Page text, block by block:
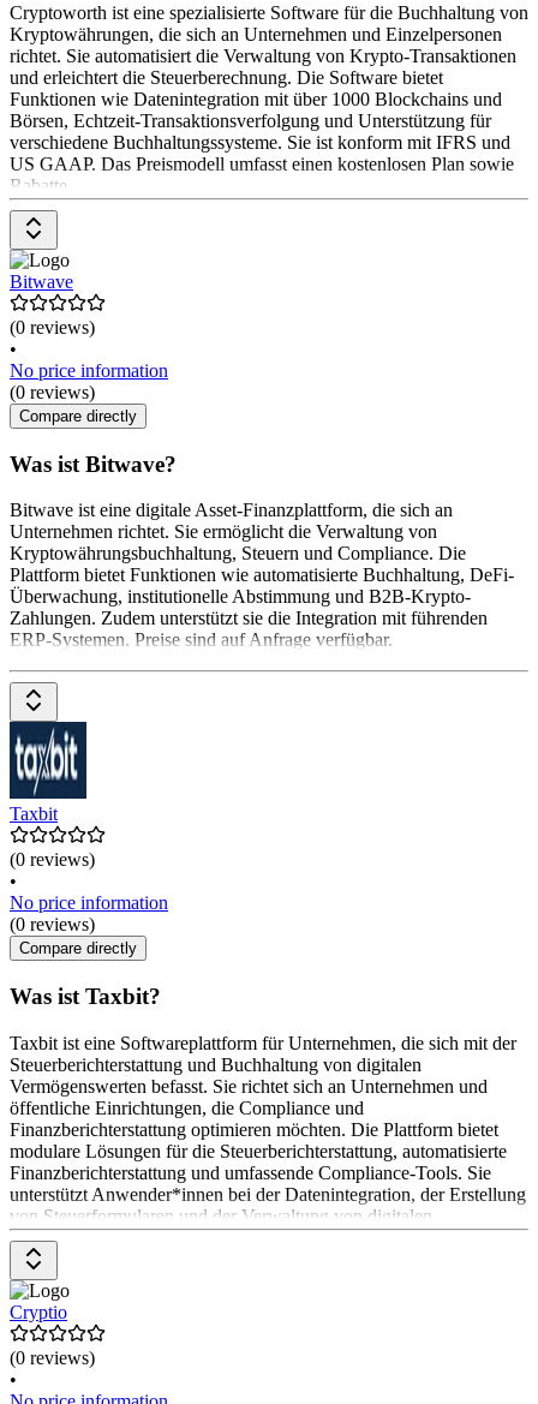
Cryptoworth ist eine spezialisierte Software für die Buchhaltung von
Kryptowährungen, die sich an Unternehmen und Einzelpersonen
richtet. Sie automatisiert die Verwaltung von Krypto-Transaktionen
und erleichtert die Steuerberechnung. Die Software bietet
Funktionen wie Datenintegration mit über 1000 Blockchains und
Börsen, Echtzeit-Transaktionsverfolgung und Unterstützung für
verschiedene Buchhaltungssysteme. Sie ist konform mit IFRS und
US GAAP. Das Preismodell umfasst einen kostenlosen Plan sowie
Rabatte
Bitwave
(0 reviews)
•
No price information
(0 reviews)
Compare directly
Was ist Bitwave?
Bitwave ist eine digitale Asset-Finanzplattform, die sich an
Unternehmen richtet. Sie ermöglicht die Verwaltung von
Kryptowährungsbuchhaltung, Steuern und Compliance. Die
Plattform bietet Funktionen wie automatisierte Buchhaltung, DeFi-
Überwachung, institutionelle Abstimmung und B2B-Krypto-
Zahlungen. Zudem unterstützt sie die Integration mit führenden
ERP-Systemen. Preise sind auf Anfrage verfügbar.
Taxbit
(0 reviews)
•
No price information
(0 reviews)
Compare directly
Was ist Taxbit?
Taxbit ist eine Softwareplattform für Unternehmen, die sich mit der
Steuerberichterstattung und Buchhaltung von digitalen
Vermögenswerten befasst. Sie richtet sich an Unternehmen und
öffentliche Einrichtungen, die Compliance und
Finanzberichterstattung optimieren möchten. Die Plattform bietet
modulare Lösungen für die Steuerberichterstattung, automatisierte
Finanzberichterstattung und umfassende Compliance-Tools. Sie
unterstützt Anwender*innen bei der Datenintegration, der Erstellung
von Steuerformularen und der Verwaltung von digitalen
Vermögenswerten. Die
Cryptio
(0 reviews)
•